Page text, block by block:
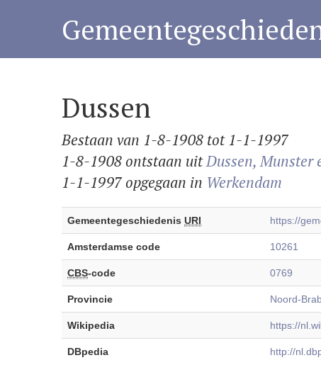
Dussen
Bestaan van 1-8-1908 tot 1-1-1997
1-8-1908 ontstaan uitDussen, Munster
1-1-1997 opgegaan in Werkendam
Gemeentegeschiedenis URI https://
Amsterdamse code 10261
CBS-code 0769
Provincie Noord-
Wikipedia https://
DBpedia http://